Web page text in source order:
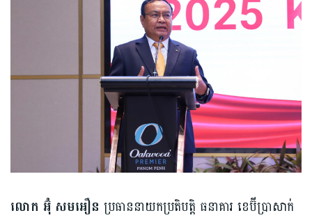
លោក អ៊ុំ សមអឿន ប្រធាននាយកប្រតិបត្តិ ធនាគារ ខេប៊ីប្រាសាក់